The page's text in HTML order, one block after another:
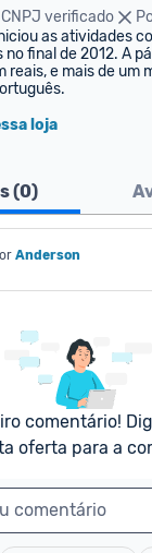
CNPJ verificado
as atividades
no final de 2012. A
reais, e mais de um
loja
(0)
Anderson
comentário!
oferta para a
comentário